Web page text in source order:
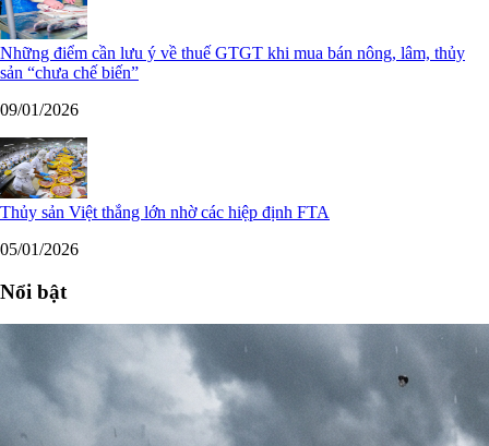
Những điểm cần lưu ý về thuế GTGT khi mua bán nông, lâm, thủy
sản “chưa chế biến”
09/01/2026
Thủy sản Việt thắng lớn nhờ các hiệp định FTA
05/01/2026
Nổi bật